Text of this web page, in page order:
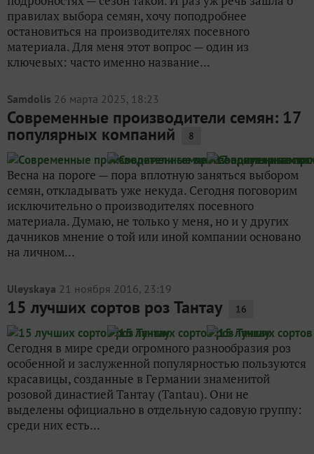
правилах выбора семян, хочу поподробнее
остановиться на производителях посевного
материала. Для меня этот вопрос — один из
ключевых: часто именно название...
Samdolis 26 марта 2025, 18:23
Современные производители семян: 17
популярных компаний 8
Весна на пороге — пора вплотную заняться выбором
семян, откладывать уже некуда. Сегодня поговорим
исключительно о производителях посевного
материала. Думаю, не только у меня, но и у других
дачников мнение о той или иной компании основано
на личном...
Uleyskaya 21 ноября 2016, 23:19
15 лучших сортов роз Тантау 16
Сегодня в мире среди огромного разнообразия роз
особенной и заслуженной популярностью пользуются
красавицы, созданные в Германии знаменитой
розовой династией Тантау (Tantau). Они не
выделены официально в отдельную садовую группу:
среди них есть...